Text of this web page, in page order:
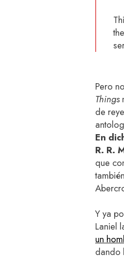
Pero
Things
de
En
R. R.
que
Y ya
Laniel
un
dando